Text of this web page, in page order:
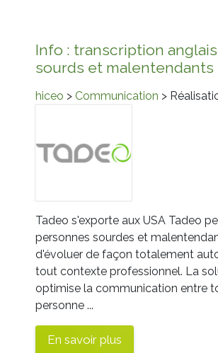
Info : transcription
sourds et malentendants
hiceo > Communication >
Tadeo s'exporte aux USA Tadeo
personnes sourdes et
d'évoluer de façon totalement
tout contexte professionnel. La
optimise la communication entre
personne ...
En savoir plus